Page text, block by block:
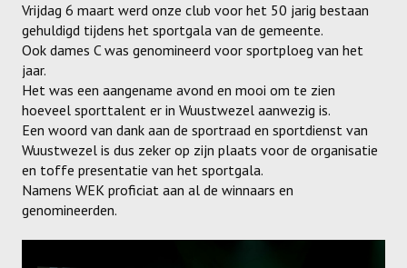
Vrijdag 6 maart werd onze club voor het 50 jarig bestaan
gehuldigd tijdens het sportgala van de gemeente.
Ook dames C was genomineerd voor sportploeg van het
jaar.
Het was een aangename avond en mooi om te zien
hoeveel sporttalent er in Wuustwezel aanwezig is.
Een woord van dank aan de sportraad en sportdienst van
Wuustwezel is dus zeker op zijn plaats voor de organisatie
en toffe presentatie van het sportgala.
Namens WEK proficiat aan al de winnaars en
genomineerden.